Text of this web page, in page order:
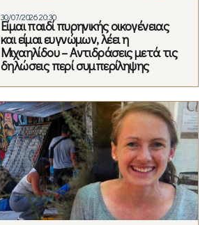
30/07/2026 20:30
Είμαι παιδί πυρηνικής οικογένειας
και είμαι ευγνώμων, λέει η
Μιχαηλίδου – Αντιδράσεις μετά τις
δηλώσεις περί συμπερίληψης